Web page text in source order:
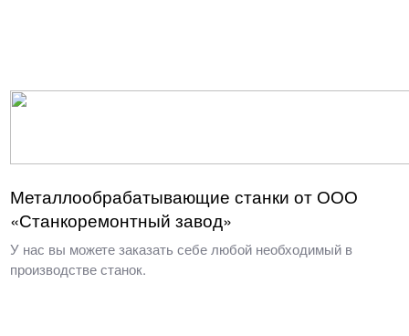
Металлообрабатывающие станки от ООО
«Станкоремонтный завод»
У нас вы можете заказать себе любой необходимый в
производстве станок.